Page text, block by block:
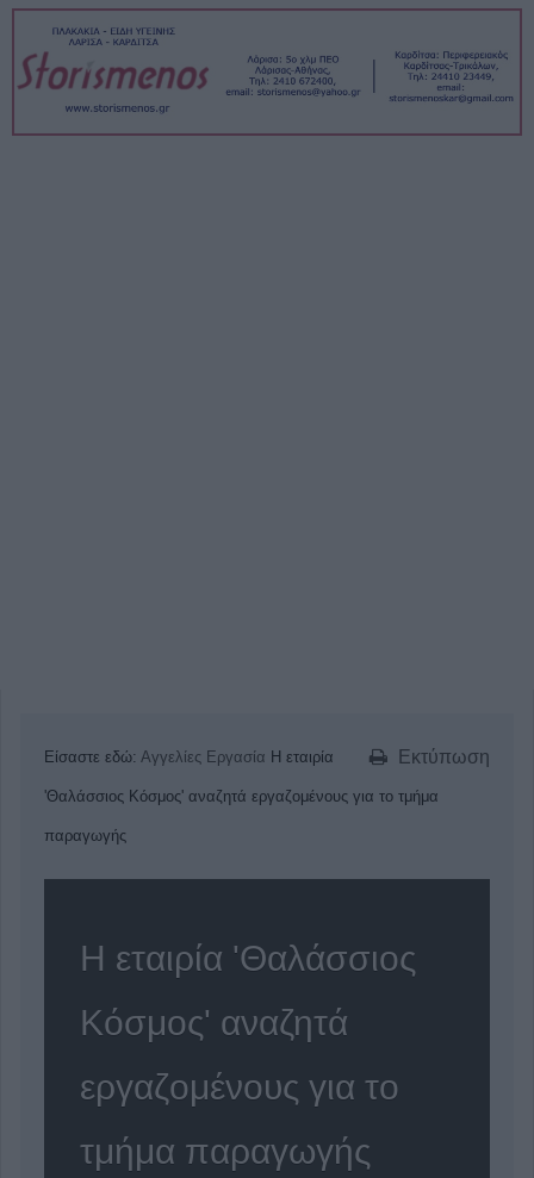
Εκτύπωση
Είσαστε εδώ: Αγγελίες Εργασία Η εταιρία
'Θαλάσσιος Κόσμος' αναζητά εργαζoμένους για το τμήμα
παραγωγής
Η εταιρία 'Θαλάσσιος
Κόσμος' αναζητά
εργαζoμένους για το
τμήμα παραγωγής